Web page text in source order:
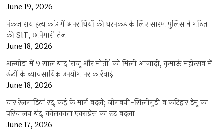
June 19, 2026
पंकज राय हत्याकांड में अपराधियों की धरपकड़ के लिए सारण पुलिस ने गठित
की SIT, छापेमारी तेज
June 18, 2026
अल्मोड़ा में 9 साल बाद ‘राजू और मोती’ को मिली आजादी, कुमाऊं महोत्सव में
ऊंटों के व्यावसायिक उपयोग पर कार्रवाई
June 18, 2026
चार रेलगाड़ियां रद, कई के मार्ग बदले; जोगबनी-सिलीगुड़ी व कटिहार डेमू का
परिचालन बंद, कोलकाता एक्सप्रेस का रूट बदला
June 17, 2026